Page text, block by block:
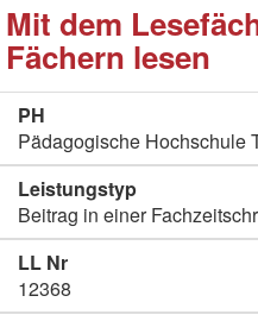
Mit dem
Fächern lesen
PH
Pädagogische Hochschule
Leistungstyp
Beitrag in einer
LL Nr
12368